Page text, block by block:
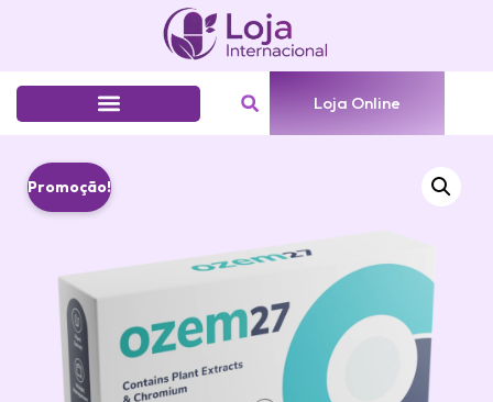
Loja Online
Promoção!